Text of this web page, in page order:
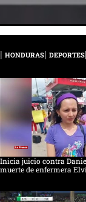
HONDURAS DEPORTES
Inicia juicio contra
muerte de enfermera